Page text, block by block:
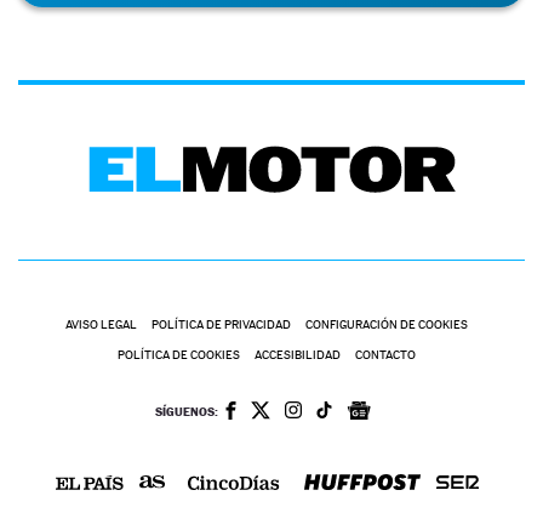
AVISO LEGAL POLÍTICA DE PRIVACIDAD CONFIGURACIÓN DE COOKIES
POLÍTICA DE COOKIES ACCESIBILIDAD CONTACTO
SÍGUENOS: